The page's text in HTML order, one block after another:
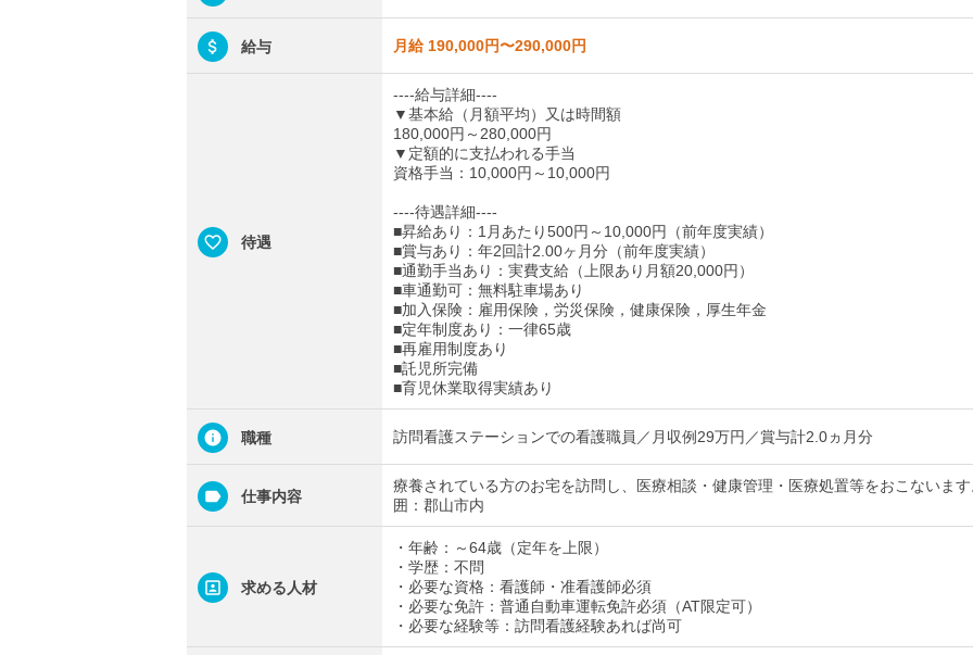
給与 月給 190,000円〜290,000円
待遇
----給与詳細----
▼基本給（月額平均）又は時間額
180,000円～280,000円
▼定額的に支払われる手当
資格手当：10,000円～10,000円
----待遇詳細----
■昇給あり：1月あたり500円～10,000円（前年度実績）
■賞与あり：年2回計2.00ヶ月分（前年度実績）
■通勤手当あり：実費支給（上限あり月額20,000円）
■車通勤可：無料駐車場あり
■加入保険：雇用保険，労災保険，健康保険，厚生年金
■定年制度あり：一律65歳
■再雇用制度あり
■託児所完備
■育児休業取得実績あり
職種 訪問看護ステーションでの看護職員／月収例29万円／賞与計2.0ヵ月分
仕事内容
療養されている方のお宅を訪問し、医療相談・健康管理・医療処置等をおこないま
囲：郡山市内
求める人材
・年齢：～64歳（定年を上限）
・学歴：不問
・必要な資格：看護師・准看護師必須
・必要な免許：普通自動車運転免許必須（AT限定可）
・必要な経験等：訪問看護経験あれば尚可